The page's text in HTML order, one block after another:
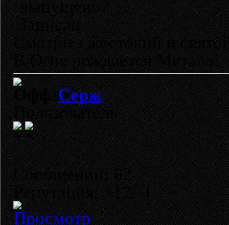
выпущено?
Записан
Смотри - жестокий и
В Огне рождается Металл!
Cерж
Пользователь
Сообщений: 62
Репутация: +12/-1